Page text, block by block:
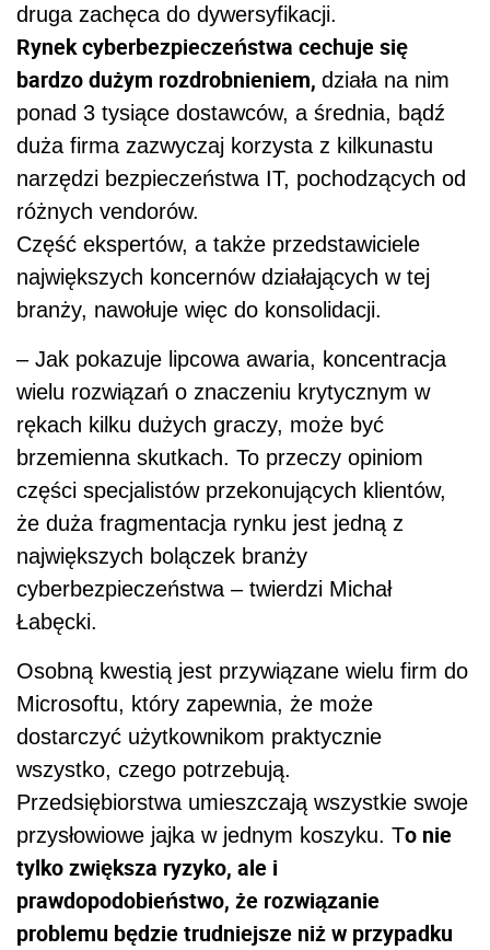
druga zachęca do dywersyfikacji.
Rynek cyberbezpieczeństwa cechuje się
bardzo dużym rozdrobnieniem, działa na nim
ponad 3 tysiące dostawców, a średnia, bądź
duża firma zazwyczaj korzysta z kilkunastu
narzędzi bezpieczeństwa IT, pochodzących od
różnych vendorów.
Część ekspertów, a także przedstawiciele
największych koncernów działających w tej
branży, nawołuje więc do konsolidacji.
– Jak pokazuje lipcowa awaria, koncentracja
wielu rozwiązań o znaczeniu krytycznym w
rękach kilku dużych graczy, może być
brzemienna skutkach. To przeczy opiniom
części specjalistów przekonujących klientów,
że duża fragmentacja rynku jest jedną z
największych bolączek branży
cyberbezpieczeństwa – twierdzi Michał
Łabęcki.
Osobną kwestią jest przywiązane wielu firm do
Microsoftu, który zapewnia, że może
dostarczyć użytkownikom praktycznie
wszystko, czego potrzebują.
Przedsiębiorstwa umieszczają wszystkie swoje
przysłowiowe jajka w jednym koszyku. To nie
tylko zwiększa ryzyko, ale i
prawdopodobieństwo, że rozwiązanie
problemu będzie trudniejsze niż w przypadku